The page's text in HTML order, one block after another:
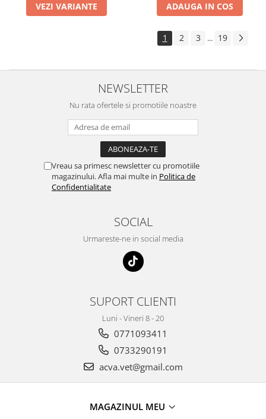
VEZI VARIANTE ADAUGA IN COS
1 2 3 ... 19
NEWSLETTER
Nu rata ofertele si promotiile noastre
Vreau sa primesc newsletter cu promotiile
magazinului. Afla mai multe in Politica de
Confidentialitate
SOCIAL
Urmareste-ne in social media
SUPORT CLIENTI
Luni - Vineri 8 - 20
0771093411
0733290191
acva.vet@gmail.com
MAGAZINUL MEU